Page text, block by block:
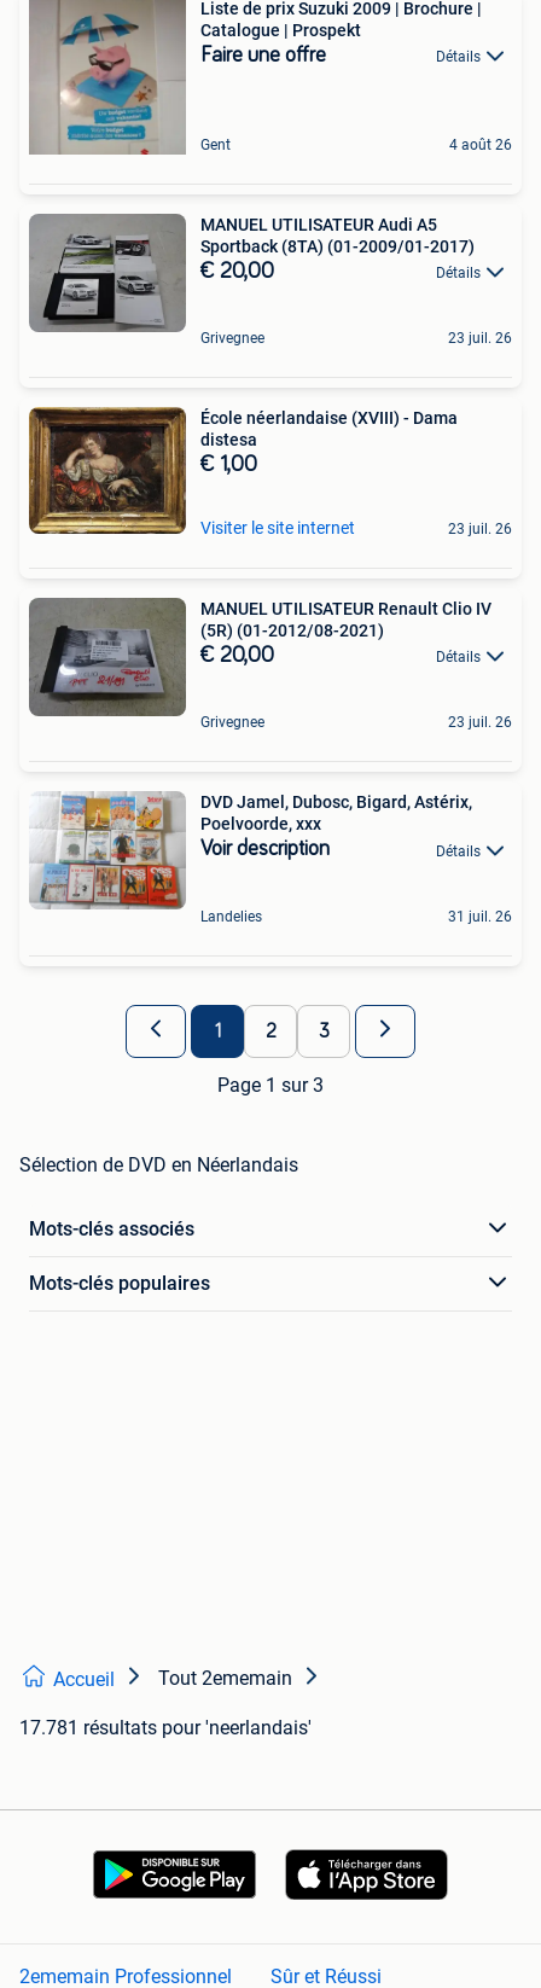
Liste de prix Suzuki 2009 | Brochure |
Catalogue | Prospekt
Faire une offre Détails
Gent 4 août 26
MANUEL UTILISATEUR Audi A5
Sportback (8TA) (01-2009/01-2017)
€ 20,00 Détails
Grivegnee 23 juil. 26
École néerlandaise (XVIII) - Dama
distesa
€ 1,00
Visiter le site internet 23 juil. 26
MANUEL UTILISATEUR Renault Clio IV
(5R) (01-2012/08-2021)
€ 20,00 Détails
Grivegnee 23 juil. 26
DVD Jamel, Dubosc, Bigard, Astérix,
Poelvoorde, xxx
Voir description Détails
Landelies 31 juil. 26
1 2 3
Page 1 sur 3
Sélection de DVD en Néerlandais
Mots-clés associés
Mots-clés populaires
Accueil Tout 2ememain
17.781 résultats pour 'neerlandais'
2ememain Professionnel Sûr et Réussi